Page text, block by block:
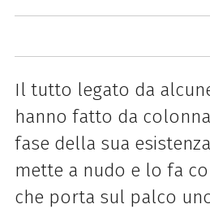
Il tutto legato da
hanno fatto da
fase della sua
mette a nudo e lo fa
che porta sul palco